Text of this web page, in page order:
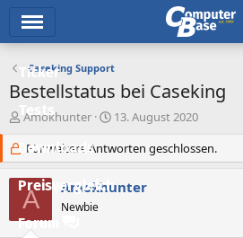
Ticker
Tests
Downloads
Preisvergleich
Forum
Caseking Support
Bestellstatus bei Caseking
E
s
t
e
l
e
Amokhunter
E
s
t
l
13. August 2020
Für weitere Antworten geschlossen.
A Amokhunter
Newbie